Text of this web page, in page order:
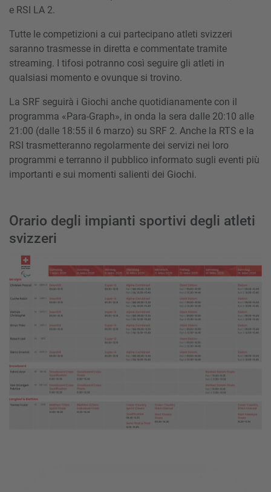
e RSI LA 2.
Tutte le competizioni a cui partecipano atleti svizzeri
saranno trasmesse in diretta e commentate tramite
streaming. I tifosi potranno così seguire gli atleti in
qualsiasi momento e ovunque si trovino.
La SRF seguirà i Giochi anche quotidianamente con il
programma «Para-Graph», in onda la sera dalle 20:10 alle
21:00 (dalle 18:55 il 6 marzo) su SRF 2. Anche la RTS e la
RSI trasmetteranno regolarmente dei servizi nei loro
programmi e terranno il pubblico informato sugli eventi più
importanti e sui momenti salienti dei Giochi.
Orario degli impianti sportivi degli atleti
svizzeri